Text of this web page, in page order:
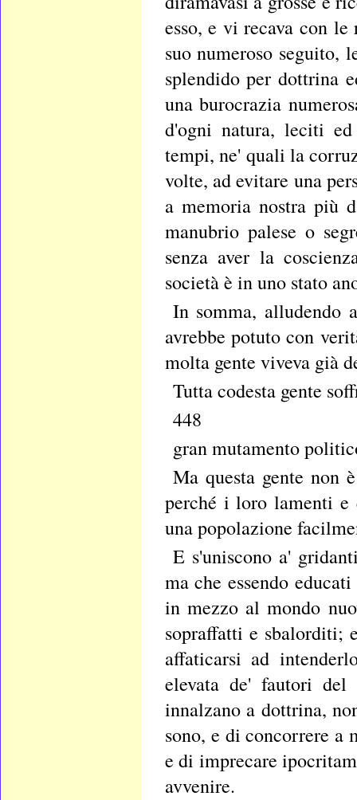
esso, e vi recava con
suo numeroso seguito,
splendido per dottrina
una burocrazia
d'ogni natura, leciti
tempi, ne' quali la
volte, ad evitare una
a memoria nostra più
manubrio palese o
senza aver la
società è in uno stato
In somma, alludendo
avrebbe potuto con
molta gente viveva già
Tutta codesta gente
448
gran mutamento
Ma questa gente non
perché i loro lamenti
una popolazione
E s'uniscono a'
ma che essendo
in mezzo al mondo
sopraffatti e sbalorditi;
affaticarsi ad
elevata de' fautori
innalzano a dottrina,
sono, e di concorrere
e di imprecare
avvenire.